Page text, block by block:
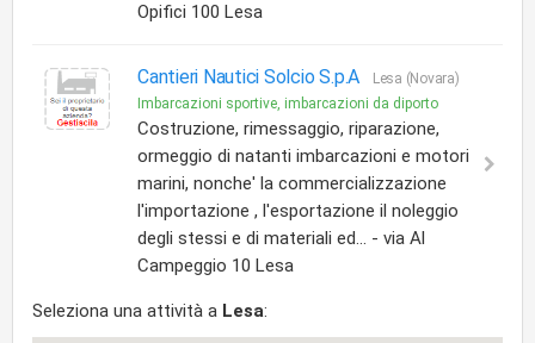
Opifici 100 Lesa
Cantieri Nautici Solcio S.p.A
Lesa (Novara)
Imbarcazioni sportive, imbarcazioni da diporto
Costruzione, rimessaggio, riparazione,
ormeggio di natanti imbarcazioni e motori
marini, nonche' la commercializzazione
l'importazione , l'esportazione il noleggio
degli stessi e di materiali ed... - via Al
Campeggio 10 Lesa
Seleziona una attività a Lesa: